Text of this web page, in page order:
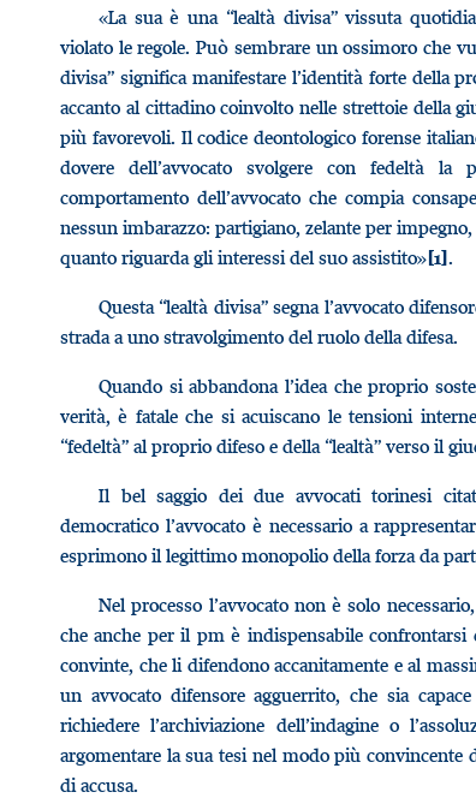
«La sua è una “lealtà divisa” vissuta
violato le regole. Può sembrare un ossimoro che
divisa” significa manifestare l’identità forte della
accanto al cittadino coinvolto nelle strettoie della
più favorevoli. Il codice deontologico forense
dovere dell’avvocato svolgere con fedeltà la
comportamento dell’avvocato che compia
nessun imbarazzo: partigiano, zelante per
quanto riguarda gli interessi del suo assistito»[1].
Questa “lealtà divisa” segna l’avvocato
strada a uno stravolgimento del ruolo della difesa.
Quando si abbandona l’idea che proprio
verità, è fatale che si acuiscano le tensioni
“fedeltà” al proprio difeso e della “lealtà” verso il
Il bel saggio dei due avvocati torinesi
democratico l’avvocato è necessario a
esprimono il legittimo monopolio della forza da
Nel processo l’avvocato non è solo
che anche per il pm è indispensabile
convinte, che li difendono accanitamente e al
un avvocato difensore agguerrito, che sia
richiedere l’archiviazione dell’indagine o
argomentare la sua tesi nel modo più
di accusa.